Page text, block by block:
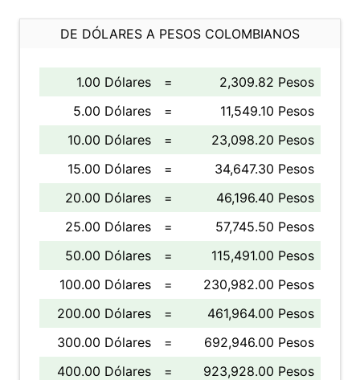
DE DÓLARES A PESOS COLOMBIANOS
1.00 Dólares =
2,309.82 Pesos
5.00 Dólares
=
11,549.10 Pesos
10.00 Dólares
=
23,098.20 Pesos
15.00 Dólares
=
34,647.30 Pesos
20.00 Dólares
=
46,196.40 Pesos
25.00 Dólares
=
57,745.50 Pesos
50.00 Dólares
=
115,491.00 Pesos
100.00 Dólares
=
230,982.00 Pesos
200.00 Dólares
=
461,964.00 Pesos
300.00 Dólares
=
692,946.00 Pesos
400.00 Dólares
=
923,928.00 Pesos